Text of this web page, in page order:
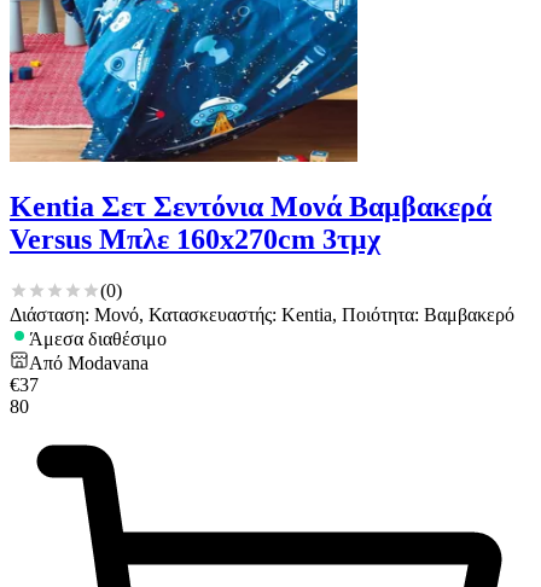
Kentia Σετ Σεντόνια Μονά Βαμβακερά
Versus Μπλε 160x270cm 3τμχ
(0)
Διάσταση: Μονό, Κατασκευαστής: Kentia, Ποιότητα: Βαμβακερό
Άμεσα διαθέσιμο
Από Modavana
€37
80